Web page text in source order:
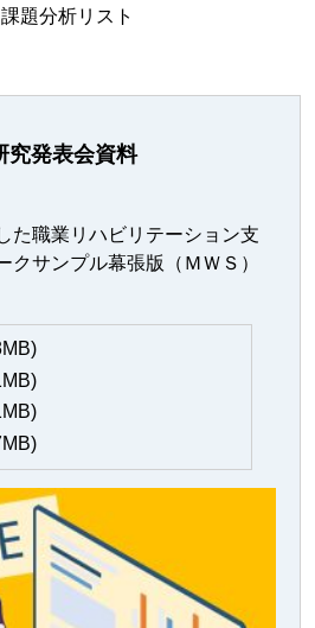
題分析リスト
究発表会資料
た職業リハビリテーション支
クサンプル幕張版（ＭＷＳ）